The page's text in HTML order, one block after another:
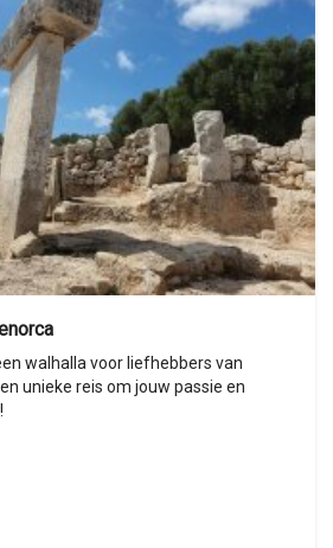
walhalla voor liefhebbers van
unieke reis om jouw passie en